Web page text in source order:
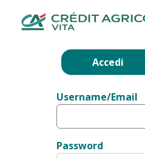
Accedi
loginAccountTitle2
Accedi
Username/Email
Password